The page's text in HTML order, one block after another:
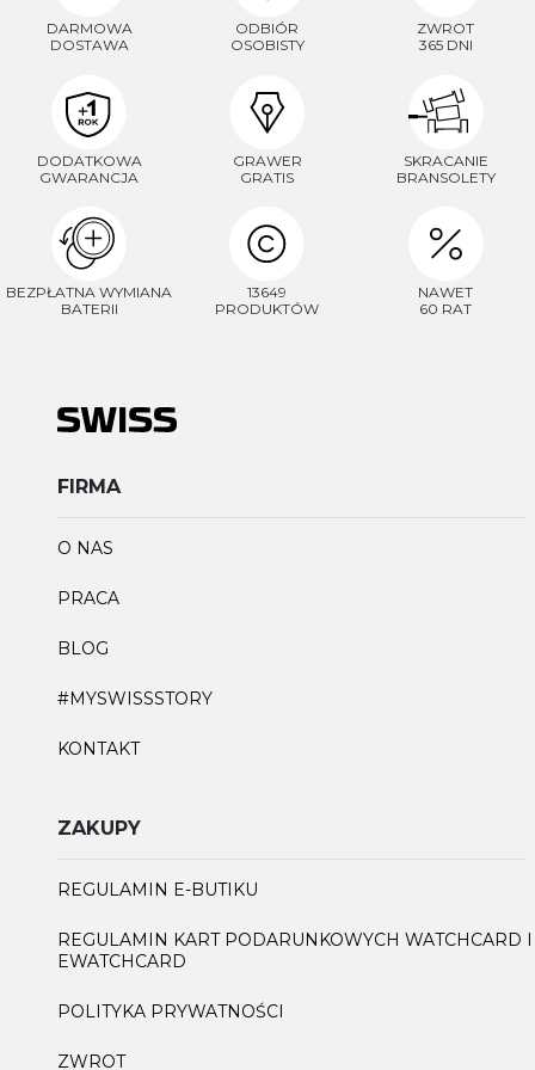
DARMOWA
DOSTAWA
ODBIÓR
OSOBISTY
ZWROT
365 DNI
DODATKOWA
GWARANCJA
GRAWER
GRATIS
SKRACANIE
BRANSOLETY
BEZPŁATNA WYMIANA
BATERII
13649
PRODUKTÓW
NAWET
60 RAT
FIRMA
O NAS
PRACA
BLOG
#MYSWISSSTORY
KONTAKT
ZAKUPY
REGULAMIN E-BUTIKU
REGULAMIN KART PODARUNKOWYCH WATCHCARD I
EWATCHCARD
POLITYKA PRYWATNOŚCI
ZWROT